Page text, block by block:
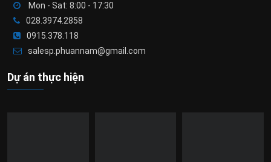
Mon - Sat: 8:00 - 17:30
028.3974.2858
0915.378.118
salesp.phuannam@gmail.com
Dự án thực hiện